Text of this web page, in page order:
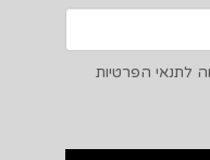
לתנאי הפרטיות